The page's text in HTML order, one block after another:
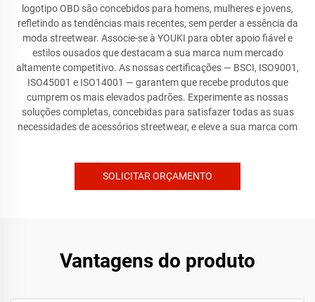
logotipo OBD são concebidos para homens, mulheres e jovens,
refletindo as tendências mais recentes, sem perder a essência da
moda streetwear. Associe-se à YOUKI para obter apoio fiável e
estilos ousados que destacam a sua marca num mercado
altamente competitivo. As nossas certificações — BSCI, ISO9001,
ISO45001 e ISO14001 — garantem que recebe produtos que
cumprem os mais elevados padrões. Experimente as nossas
soluções completas, concebidas para satisfazer todas as suas
necessidades de acessórios streetwear, e eleve a sua marca com
SOLICITAR ORÇAMENTO
Vantagens do produto